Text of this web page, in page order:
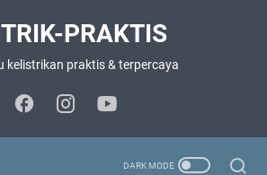
PRAKTIS
kelistrikan praktis & terpercaya